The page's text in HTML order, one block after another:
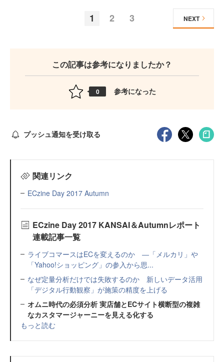
1 2 3 NEXT
この記事は参考になりましたか？
0 参考になった
プッシュ通知を受け取る
関連リンク
ECzine Day 2017 Autumn
ECzine Day 2017 KANSAI＆Autumnレポート
連載記事一覧
ライブコマースはECを変えるのか ―「メルカリ」や
「Yahoo!ショッピング」の参入から思...
なぜ定量分析だけでは失敗するのか 新しいデータ活用
「デジタル行動観察」が施策の精度を上げる
オムニ時代の必須分析 実店舗とECサイト横断型の複雑
なカスタマージャーニーを見える化する
もっと読む